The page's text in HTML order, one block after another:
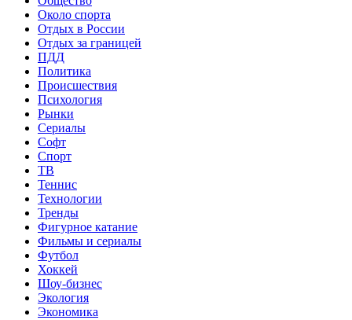
Около спорта
Отдых в России
Отдых за границей
ПДД
Политика
Происшествия
Психология
Рынки
Сериалы
Софт
Спорт
ТВ
Теннис
Технологии
Тренды
Фигурное катание
Фильмы и сериалы
Футбол
Хоккей
Шоу-бизнес
Экология
Экономика